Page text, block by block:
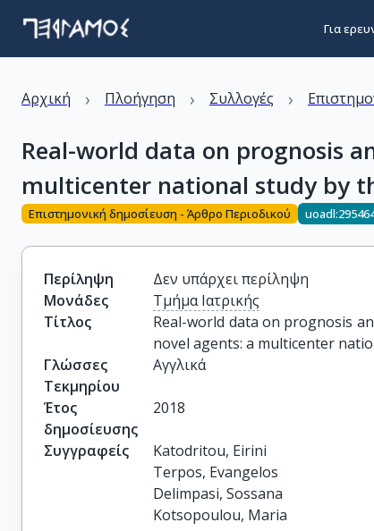
Για
Αρχική › Πλοήγηση › Συλλογές ›
Real-world data on prognosis
multicenter national study by
Επιστημονική δημοσίευση - Άρθρο Περιοδικού
Περίληψη
Δεν υπάρχει περίληψη
Μονάδες
Τμήμα Ιατρικής
Τίτλος
Real-world data on prognosis
novel agents: a multicenter
Γλώσσες
Τεκμηρίου
Αγγλικά
Έτος
δημοσίευσης
2018
Συγγραφείς
Katodritou, Eirini
Terpos, Evangelos
Delimpasi, Sossana
Kotsopoulou, Maria